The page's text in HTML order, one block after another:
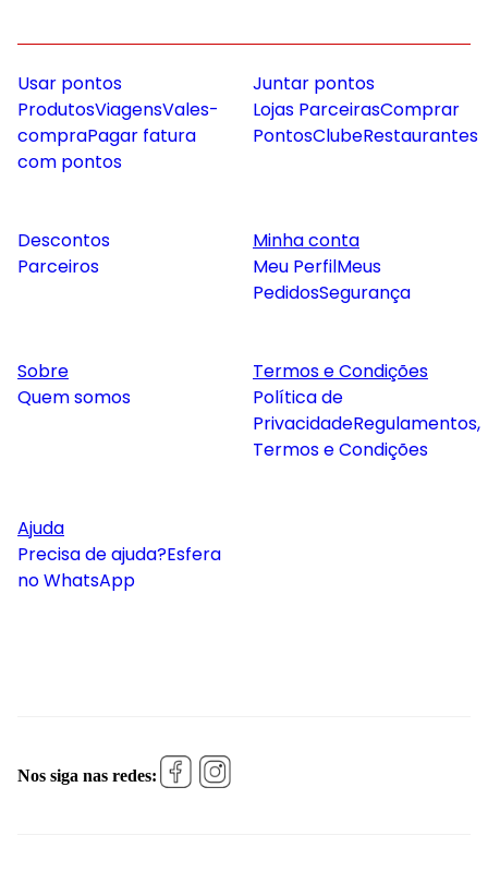
Usar pontos
ProdutosViagensVales-
compraPagar fatura
com pontos
Juntar pontos
Lojas ParceirasComprar
PontosClubeRestaurantes
Descontos
Parceiros
Minha conta
Meu PerfilMeus
PedidosSegurança
Sobre
Quem somos
Termos e Condições
Política de
PrivacidadeRegulamentos,
Termos e Condições
Ajuda
Precisa de ajuda?Esfera
no WhatsApp
Nos siga nas redes: